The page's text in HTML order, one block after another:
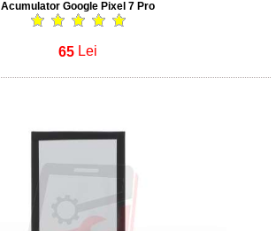
Acumulator Google Pixel 7 Pro
65 Lei